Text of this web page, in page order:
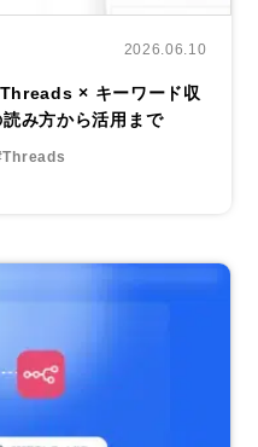
2026.06.10
× キーワード収
み方から活用まで